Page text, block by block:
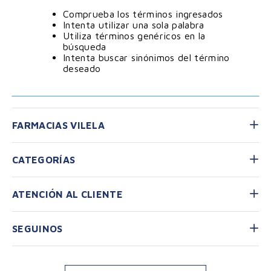
Comprueba los términos ingresados
Intenta utilizar una sola palabra
Utiliza términos genéricos en la
búsqueda
Intenta buscar sinónimos del término
deseado
FARMACIAS VILELA
CATEGORÍAS
ATENCIÓN AL CLIENTE
SEGUINOS